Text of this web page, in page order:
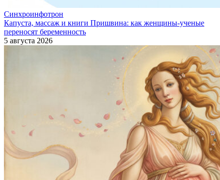
Синхроинфотрон
Капуста, массаж и книги Пришвина: как женщины-ученые
переносят беременность
5 августа 2026